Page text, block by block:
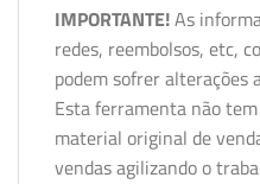
IMPORTANTE!As
redes, reembolsos, etc,
podem sofrer alterações
Esta ferramenta não
material original de
vendas agilizando o